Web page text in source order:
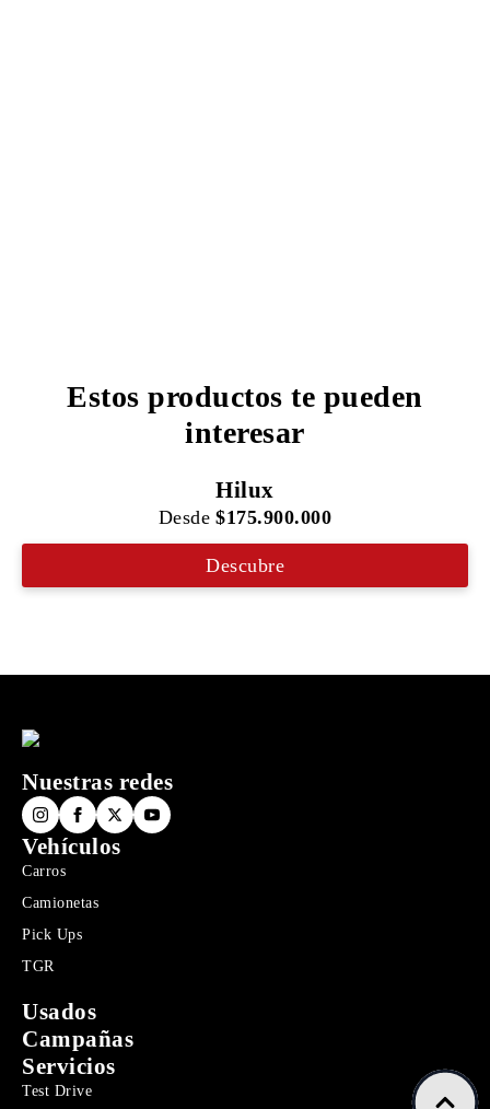
Estos productos te pueden
interesar
Hilux
Desde $175.900.000
Descubre
Nuestras redes
Vehículos
Carros
Camionetas
Pick Ups
TGR
Usados
Campañas
Servicios
Test Drive